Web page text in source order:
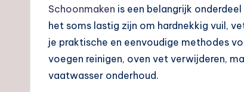
Schoonmaken is een belangrijk
het soms lastig zijn om hardnekkig vuil,
je praktische en eenvoudige methodes
voegen reinigen, oven vet verwijderen,
vaatwasser onderhoud.